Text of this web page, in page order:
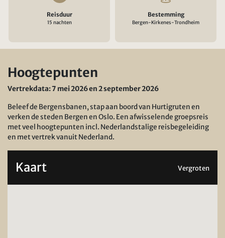
Reisduur
15 nachten
Bestemming
Bergen-Kirkenes-Trondheim
Hoogtepunten
Vertrekdata: 7 mei 2026 en 2 september 2026
Beleef de Bergensbanen, stap aan boord van Hurtigruten en
verken de steden Bergen en Oslo. Een afwisselende groepsreis
met veel hoogtepunten incl. Nederlandstalige reisbegeleiding
en met vertrek vanuit Nederland.
Kaart Vergroten